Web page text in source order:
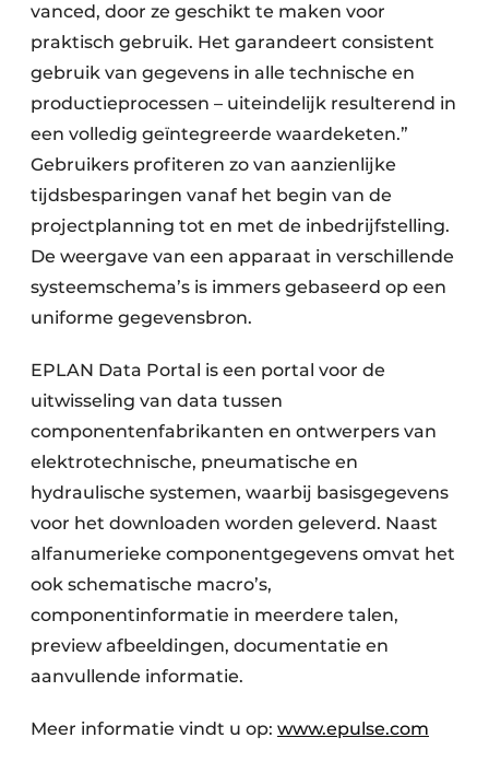
vanced, door ze geschikt te maken voor
praktisch gebruik. Het garandeert consistent
gebruik van gegevens in alle technische en
productieprocessen – uiteindelijk resulterend in
een volledig geïntegreerde waardeketen.”
Gebruikers profiteren zo van aanzienlijke
tijdsbesparingen vanaf het begin van de
projectplanning tot en met de inbedrijfstelling.
De weergave van een apparaat in verschillende
systeemschema’s is immers gebaseerd op een
uniforme gegevensbron.
EPLAN Data Portal is een portal voor de
uitwisseling van data tussen
componentenfabrikanten en ontwerpers van
elektrotechnische, pneumatische en
hydraulische systemen, waarbij basisgegevens
voor het downloaden worden geleverd. Naast
alfanumerieke componentgegevens omvat het
ook schematische macro’s,
componentinformatie in meerdere talen,
preview afbeeldingen, documentatie en
aanvullende informatie.
Meer informatie vindt u op: www.epulse.com